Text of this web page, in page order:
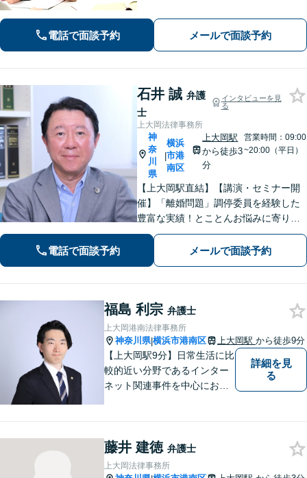
確にアドバイスいたします【平日夜
間・土日祝相談可】【上大岡駅直結】
電話で面談予約 メールで面談予約
石井 誠 弁護
士
インタビューを見
る
上大岡法律事務所
神
奈
川
県
|
横浜
市港
南区
上大岡駅
から徒歩3
分
営業時間：09:00
~20:00（平日）
【上大岡駅直結】【講演・セミナー開
催】「離婚問題」調停委員を経験した
豊富な実績！とことんお悩みに寄り添
います！「交通事故」医学的知見・保
険制度の知識を活かしたトータルサポ
ートを実現【完全個室対応／子連れ相
電話で面談予約 メールで面談予約
福島 利宗 弁護士
上大岡港南法律事務所
神奈川県|横浜市港南区 上大岡駅 から徒歩9分
【上大岡駅9分】日常生活に比
較的近い分野であるインター
ネット関連事件を中心にお取
ルにて掲載情報のURL等をお
送りください。見込み、費用
詳細を見
る
藤井 建徳 弁護士
上大岡法律事務所